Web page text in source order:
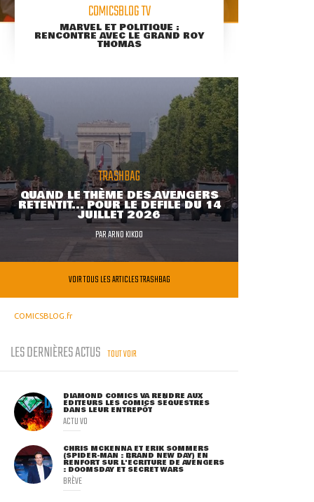
COMICSBLOG TV
MARVEL ET POLITIQUE :
RENCONTRE AVEC LE GRAND ROY
THOMAS
TRASHBAG
QUAND LE THÈME DES AVENGERS
RETENTIT... POUR LE DÉFILÉ DU 14
JUILLET 2026
PARARNO KIKOO
VOIR TOUS LES ARTICLES TRASHBAG
COMICSBLOG.fr
LES DERNIÈRES ACTUS TOUT VOIR
DIAMOND COMICS VA RENDRE AUX
ÉDITEURS LES COMICS SÉQUESTRÉS
DANS LEUR ENTREPÔT
ACTU VO
CHRIS MCKENNA ET ERIK SOMMERS
(SPIDER-MAN : BRAND NEW DAY) EN
RENFORT SUR L'ÉCRITURE DE AVENGERS
: DOOMSDAY ET SECRET WARS
BRÈVE